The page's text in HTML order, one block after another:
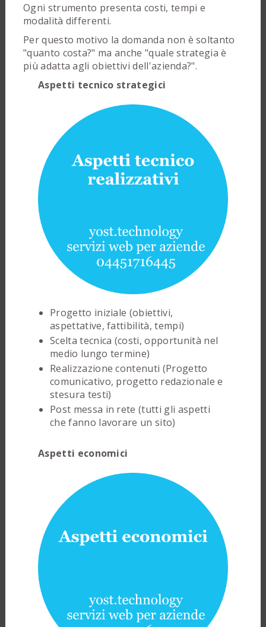
Ogni strumento presenta costi, tempi e
modalità differenti.
Per questo motivo la domanda non è soltanto
"quanto costa?" ma anche "quale strategia è
più adatta agli obiettivi dell'azienda?".
Aspetti tecnico strategici
Progetto iniziale (obiettivi,
aspettative, fattibilità, tempi)
Scelta tecnica (costi, opportunità nel
medio lungo termine)
Realizzazione contenuti (Progetto
comunicativo, progetto redazionale e
stesura testi)
Post messa in rete (tutti gli aspetti
che fanno lavorare un sito)
Aspetti economici